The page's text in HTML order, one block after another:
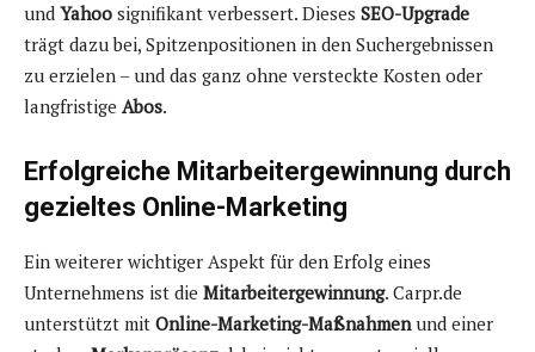
und Yahoo signifikant verbessert. Dieses SEO-Upgrade
trägt dazu bei, Spitzenpositionen in den Suchergebnissen
zu erzielen – und das ganz ohne versteckte Kosten oder
langfristige Abos.
Erfolgreiche Mitarbeitergewinnung durch
gezieltes Online-Marketing
Ein weiterer wichtiger Aspekt für den Erfolg eines
Unternehmens ist die Mitarbeitergewinnung. Carpr.de
unterstützt mit Online-Marketing-Maßnahmenund einer